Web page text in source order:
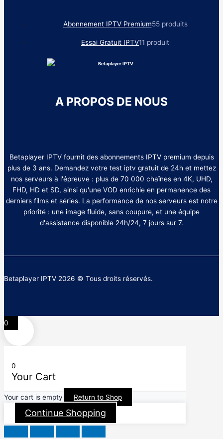
Abonnement IPTV Premium55 produits
Essai Gratuit IPTV11 produit
A PROPOS DE NOUS
Betaplayer IPTV fournit des abonnements IPTV premium depuis
plus de 3 ans. Demandez votre test iptv gratuit de 24h et mettez
nos serveurs à l'épreuve : plus de 70 000 chaînes en 4K, UHD,
FHD, HD et SD, ainsi qu'une VOD enrichie en permanence des
derniers films et séries. La performance de nos serveurs est notre
priorité : une image fluide, sans coupure, et une équipe
d'assistance disponible 24h/24, 7 jours sur 7.
Betaplayer IPTV 2026 © Tous droits réservés.
0
0
Your Cart
Your cart is empty Return to Shop
Continue Shopping